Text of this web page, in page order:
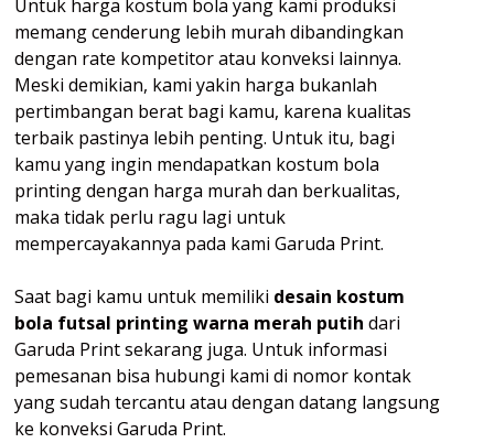
Untuk harga kostum bola yang kami produksi
memang cenderung lebih murah dibandingkan
dengan rate kompetitor atau konveksi lainnya.
Meski demikian, kami yakin harga bukanlah
pertimbangan berat bagi kamu, karena kualitas
terbaik pastinya lebih penting. Untuk itu, bagi
kamu yang ingin mendapatkan kostum bola
printing dengan harga murah dan berkualitas,
maka tidak perlu ragu lagi untuk
mempercayakannya pada kami Garuda Print.
Saat bagi kamu untuk memiliki desain kostum
bola futsal printing warna merah putih dari
Garuda Print sekarang juga. Untuk informasi
pemesanan bisa hubungi kami di nomor kontak
yang sudah tercantu atau dengan datang langsung
ke konveksi Garuda Print.